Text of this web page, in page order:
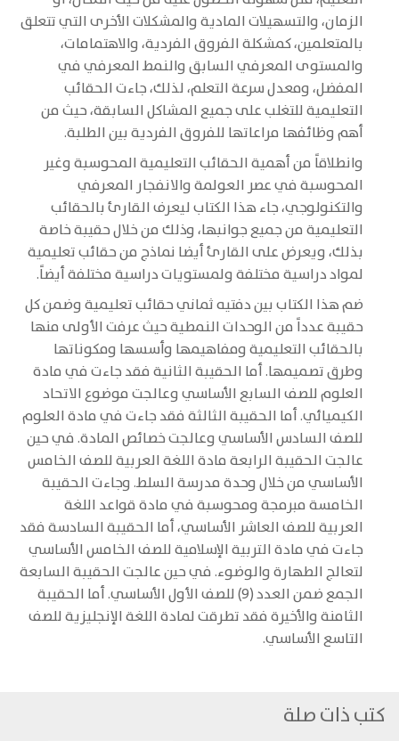
الزمان، والتسهيلات المادية والمشكلات الأخرى التي تتعلق
بالمتعلمين، كمشكلة الفروق الفردية، والاهتمامات،
والمستوى المعرفي السابق والنمط المعرفي في
المفضل، ومعدل سرعة التعلم، لذلك، جاءت الحقائب
التعليمية للتغلب على جميع المشاكل السابقة، حيث من
أهم وظائفها مراعاتها للفروق الفردية بين الطلبة.
وانطلاقاً من أهمية الحقائب التعليمية المحوسبة وغير
المحوسبة في عصر العولمة والانفجار المعرفي
والتكنولوجي، جاء هذا الكتاب ليعرف القارئ بالحقائب
التعليمية من جميع جوانبها، وذلك من خلال حقيبة خاصة
بذلك، ويعرض على القارئ أيضا نماذج من حقائب تعليمية
لمواد دراسية مختلفة ولمستويات دراسية مختلفة أيضاً.
ضم هذا الكتاب بين دفتيه ثماني حقائب تعليمية وضمن كل
حقيبة عدداً من الوحدات النمطية حيث عرفت الأولى منها
بالحقائب التعليمية ومفاهيمها وأسسها ومكوناتها
وطرق تصميمها. أما الحقيبة الثانية فقد جاءت في مادة
العلوم للصف السابع الأساسي وعالجت موضوع الاتحاد
الكيميائي. أما الحقيبة الثالثة فقد جاءت في مادة العلوم
للصف السادس الأساسي وعالجت خصائص المادة. في حين
عالجت الحقيبة الرابعة مادة اللغة العربية للصف الخامس
الأساسي من خلال وحدة مدرسة السلط. وجاءت الحقيبة
الخامسة مبرمجة ومحوسبة في مادة قواعد اللغة
العربية للصف العاشر الأساسي، أما الحقيبة السادسة فقد
جاءت في مادة التربية الإسلامية للصف الخامس الأساسي
لتعالج الطهارة والوضوء. في حين عالجت الحقيبة السابعة
الجمع ضمن العدد (9) للصف الأول الأساسي. أما الحقيبة
الثامنة والأخيرة فقد تطرقت لمادة اللغة الإنجليزية للصف
التاسع الأساسي.
كتب ذات صلة